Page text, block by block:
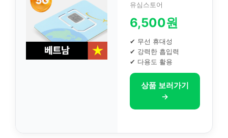
유심스토어
6,500원
✔ 무선 휴대성
✔ 강력한 흡입력
✔ 다용도 활용
상품 보러가기
→